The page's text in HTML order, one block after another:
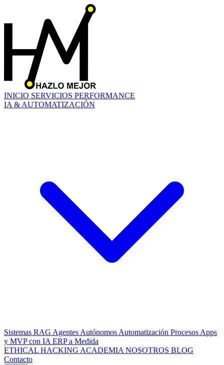
INICIO SERVICIOS PERFORMANCE
IA & AUTOMATIZACIÓN
Sistemas RAG Agentes Autónomos Automatización Procesos Apps
y MVP con IA ERP a Medida
ETHICAL HACKING ACADEMIA NOSOTROS BLOG
Contacto